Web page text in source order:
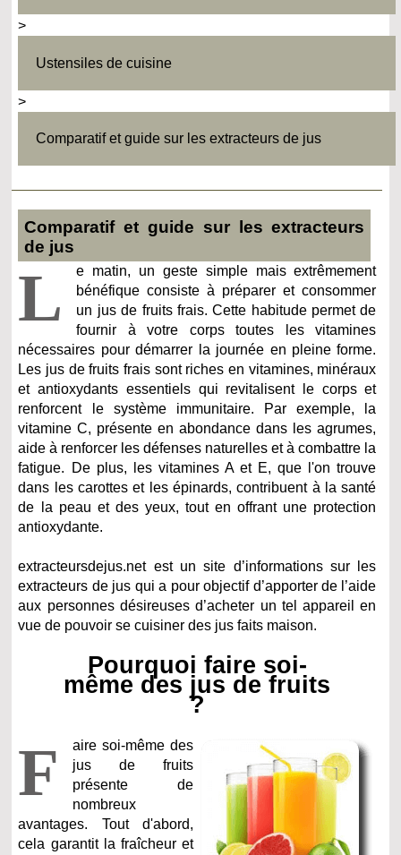
>
Ustensiles de cuisine
>
Comparatif et guide sur les extracteurs de jus
Comparatif et guide sur les extracteurs
de jus
L
e matin, un geste simple mais extrêmement
bénéfique consiste à préparer et consommer
un jus de fruits frais. Cette habitude permet de
fournir à votre corps toutes les vitamines
nécessaires pour démarrer la journée en pleine forme.
Les jus de fruits frais sont riches en vitamines, minéraux
et antioxydants essentiels qui revitalisent le corps et
renforcent le système immunitaire. Par exemple, la
vitamine C, présente en abondance dans les agrumes,
aide à renforcer les défenses naturelles et à combattre la
fatigue. De plus, les vitamines A et E, que l'on trouve
dans les carottes et les épinards, contribuent à la santé
de la peau et des yeux, tout en offrant une protection
antioxydante.
extracteursdejus.net est un site d’informations sur les
extracteurs de jus qui a pour objectif d’apporter de l’aide
aux personnes désireuses d’acheter un tel appareil en
vue de pouvoir se cuisiner des jus faits maison.
Pourquoi faire soi-
même des jus de fruits
?
F
aire soi-même des
jus de fruits
présente de
nombreux
avantages. Tout d'abord,
cela garantit la fraîcheur et